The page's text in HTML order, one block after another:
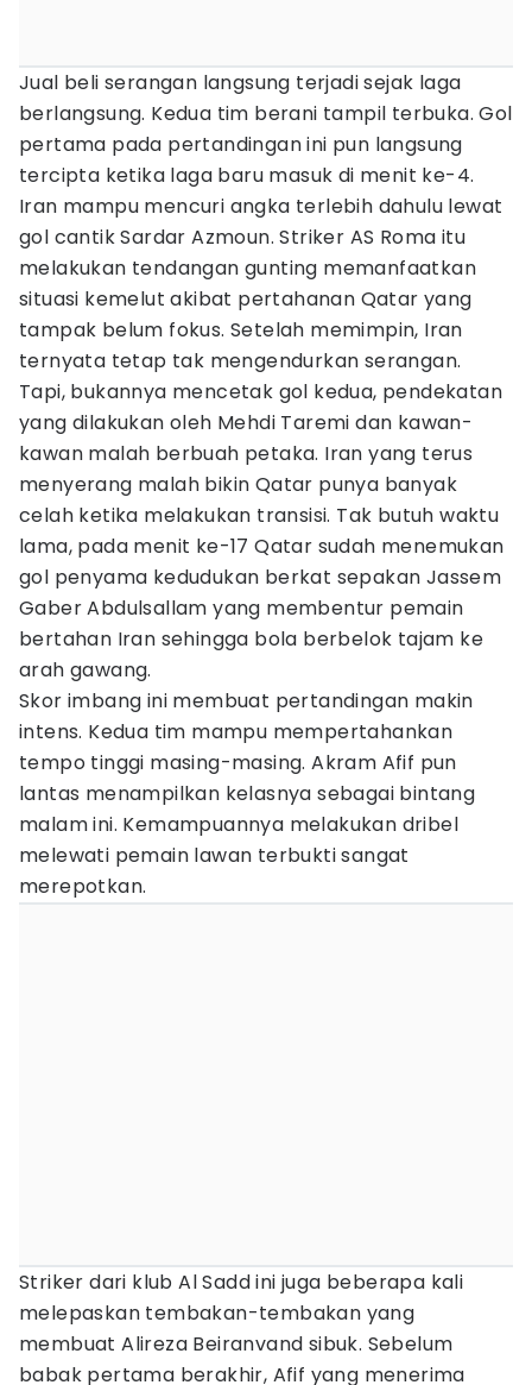
Jual beli serangan langsung terjadi sejak laga
berlangsung. Kedua tim berani tampil terbuka. Gol
pertama pada pertandingan ini pun langsung
tercipta ketika laga baru masuk di menit ke-4.
Iran mampu mencuri angka terlebih dahulu lewat
gol cantik Sardar Azmoun. Striker AS Roma itu
melakukan tendangan gunting memanfaatkan
situasi kemelut akibat pertahanan Qatar yang
tampak belum fokus. Setelah memimpin, Iran
ternyata tetap tak mengendurkan serangan.
Tapi, bukannya mencetak gol kedua, pendekatan
yang dilakukan oleh Mehdi Taremi dan kawan-
kawan malah berbuah petaka. Iran yang terus
menyerang malah bikin Qatar punya banyak
celah ketika melakukan transisi. Tak butuh waktu
lama, pada menit ke-17 Qatar sudah menemukan
gol penyama kedudukan berkat sepakan Jassem
Gaber Abdulsallam yang membentur pemain
bertahan Iran sehingga bola berbelok tajam ke
arah gawang.
Skor imbang ini membuat pertandingan makin
intens. Kedua tim mampu mempertahankan
tempo tinggi masing-masing. Akram Afif pun
lantas menampilkan kelasnya sebagai bintang
malam ini. Kemampuannya melakukan dribel
melewati pemain lawan terbukti sangat
merepotkan.
Striker dari klub Al Sadd ini juga beberapa kali
melepaskan tembakan-tembakan yang
membuat Alireza Beiranvand sibuk. Sebelum
babak pertama berakhir, Afif yang menerima